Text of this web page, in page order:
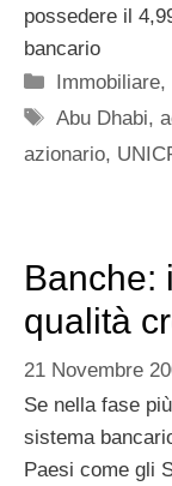
possedere il
bancario
Categorie
Immobiliare,
Tag
Abu Dhabi,
azionario,
Banche:
qualità
21 Novembre
Se nella fase
sistema
Paesi come gli